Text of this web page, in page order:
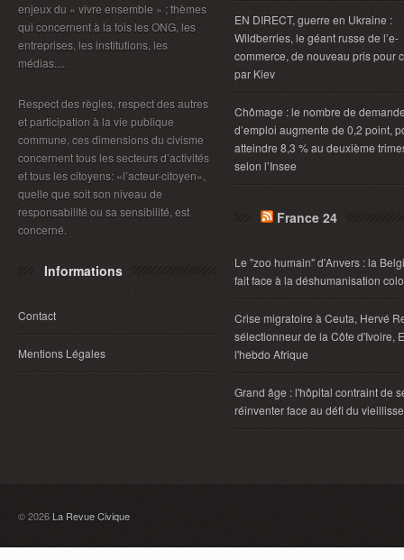
enjeux du « vivre ensemble » ; thèmes
qui concernent à la fois les ONG, les
entreprises, les institutions, les
médias....
Respect des règles, respect des autres
et participation à la vie publique
commune, ces dimensions du civisme
concernent tous les secteurs d’activités
et tous les citoyens: «l’acteur-citoyen»,
quelle que soit son niveau de
responsabilité ou sa sensibilité, est
concerné.
Informations
Contact
Mentions Légales
EN DIRECT, guerre en Ukraine :
Wildberries, le géant russe de l’e-
commerce, de nouveau pris pour
par Kiev
Chômage : le nombre de
d’emploi augmente de 0,2 point,
atteindre 8,3 % au deuxième
selon l’Insee
France 24
Le "zoo humain" d'Anvers : la
fait face à la déshumanisation
Crise migratoire à Ceuta, Hervé
sélectionneur de la Côte d'Ivoire,
l'hebdo Afrique
Grand âge : l'hôpital contraint de
réinventer face au défi du
© 2026 La Revue Civique